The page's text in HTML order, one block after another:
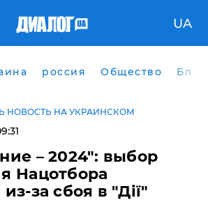
UA
россия Общество
НОВОСТЬ НА УКРАИНСКОМ
– 2024": выбор
Нацотбора
за сбоя в "Дії"